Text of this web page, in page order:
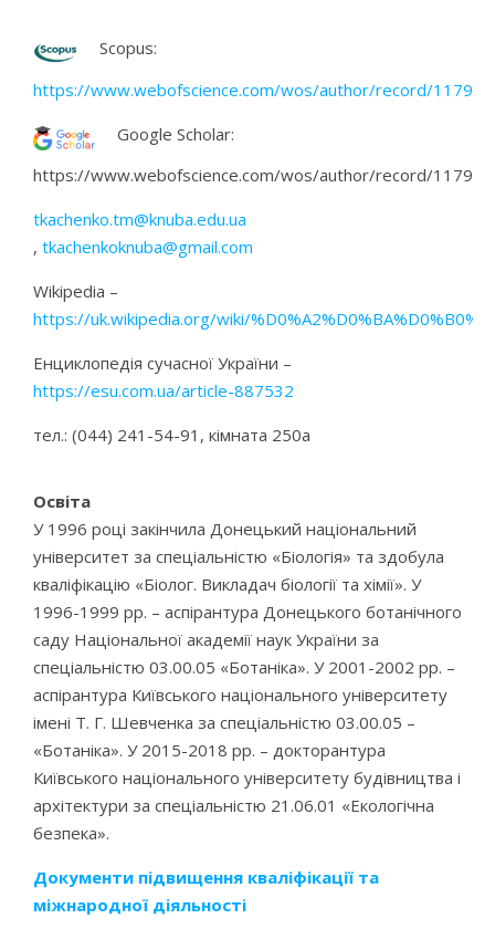
Scopus:
https://www.webofscience.com/wos/author/record/
Google Scholar:
https://www.webofscience.com/wos/author/record/
tkachenko.tm@knuba.edu.ua
, tkachenkoknuba@gmail.com
Wikipedia –
https://uk.wikipedia.org/wiki/
Енциклопедія сучасної України –
https://esu.com.ua/article-887532
тел.: (044) 241-54-91, кімната 250a
Освіта
У 1996 році закінчила Донецький національний
університет за спеціальністю «Біологія» та здобула
кваліфікацію «Біолог. Викладач біології та хімії». У
1996-1999 рр. – аспірантура Донецького ботанічного
саду Національної академії наук України за
спеціальністю 03.00.05 «Ботаніка». У 2001-2002 рр. –
аспірантура Київського національного університету
імені Т. Г. Шевченка за спеціальністю 03.00.05 –
«Ботаніка». У 2015-2018 рр. – докторантура
Київського національного університету будівництва і
архітектури за спеціальністю 21.06.01 «Екологічна
безпека».
Документи підвищення кваліфікації та
міжнародної діяльності